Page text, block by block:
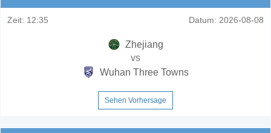
Zeit: 12:35 Datum: 2026-08-08
Zhejiang
vs
Wuhan Three Towns
Sehen Vorhersage